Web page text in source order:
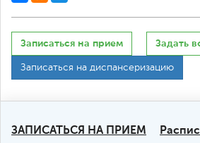
Записаться на прием Задать
Записаться на диспансеризацию
ЗАПИСАТЬСЯ НА ПРИЕМ